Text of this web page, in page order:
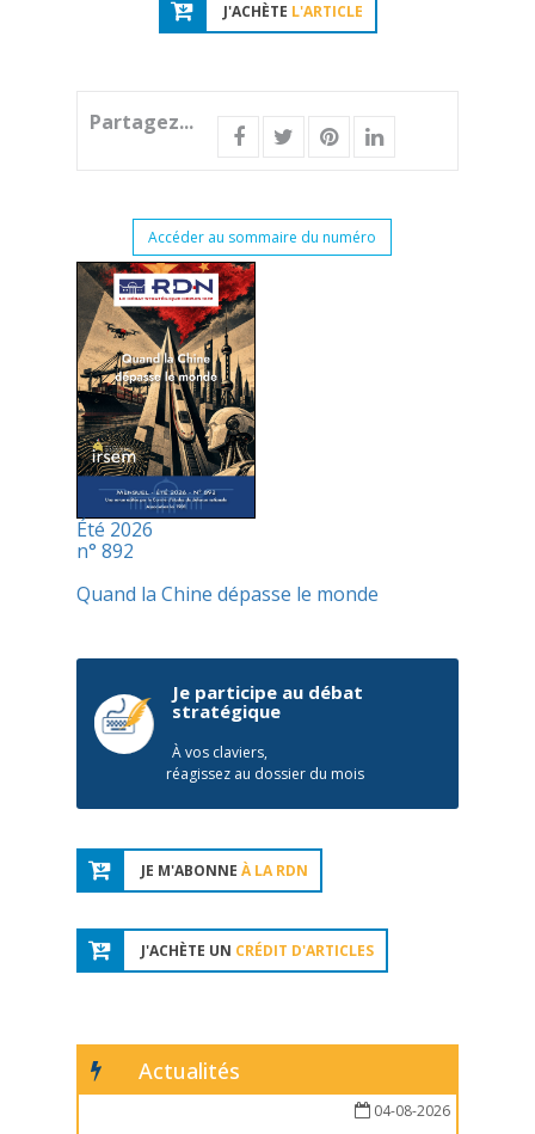
J'ACHÈTE L'ARTICLE
Partagez...
Accéder au sommaire du numéro
Été 2026
n° 892
Quand la Chine dépasse le monde
Je participe au débat
stratégique
À vos claviers,
réagissez au dossier du mois
JE M'ABONNE À LA RDN
J'ACHÈTE UN CRÉDIT D'ARTICLES
Actualités
04-08-2026